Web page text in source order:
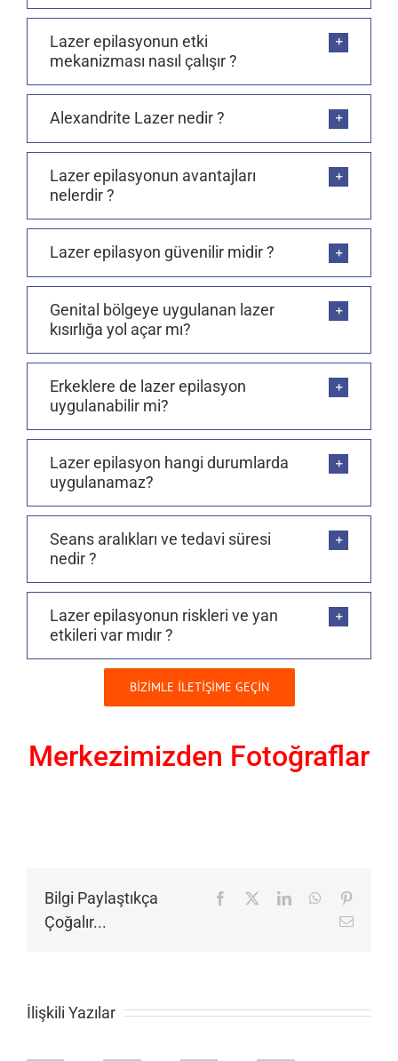
Lazer epilasyonun etki
mekanizması nasıl çalışır ?
Alexandrite Lazer nedir ?
Lazer epilasyonun avantajları
nelerdir ?
Lazer epilasyon güvenilir midir ?
Genital bölgeye uygulanan lazer
kısırlığa yol açar mı?
Erkeklere de lazer epilasyon
uygulanabilir mi?
Lazer epilasyon hangi durumlarda
uygulanamaz?
Seans aralıkları ve tedavi süresi
nedir ?
Lazer epilasyonun riskleri ve yan
etkileri var mıdır ?
BİZİMLE İLETİŞİME GEÇİN
Merkezimizden Fotoğraflar
Bilgi Paylaştıkça
Çoğalır...
Facebook LinkedInWhatsApp
E-
İlişkili Yazılar